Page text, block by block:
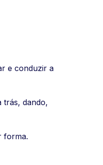
e conduzir a
trás, dando,
forma.